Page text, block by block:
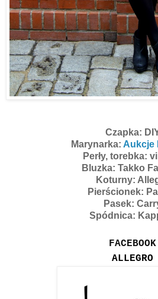
Czapka:
Marynarka: Aukcje
Perły, torebka:
Bluzka: Takko
Koturny:
Pierścionek:
Pasek:
Spódnica:
FACEBOOK
ALLEGRO